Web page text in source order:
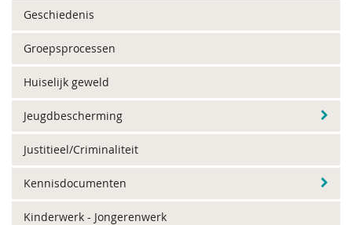
Geschiedenis
Groepsprocessen
Huiselijk geweld
Jeugdbescherming
Justitieel/Criminaliteit
Kennisdocumenten
Kinderwerk - Jongerenwerk